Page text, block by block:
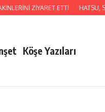
ZİYARET ETTİ HATSU,
Köşe Yazıları